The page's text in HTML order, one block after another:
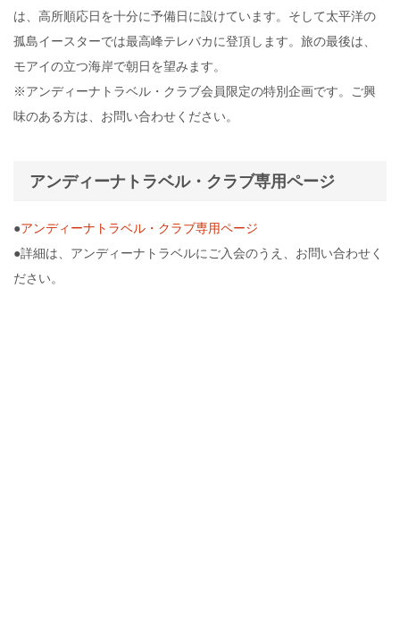
は、高所順応日を十分に予備日に設けています。そして太平洋の
孤島イースターでは最高峰テレバカに登頂します。旅の最後は、
モアイの立つ海岸で朝日を望みます。
※アンディーナトラベル・クラブ会員限定の特別企画です。ご興
味のある方は、お問い合わせください。
アンディーナトラベル・クラブ専用ページ
●アンディーナトラベル・クラブ専用ページ
●詳細は、アンディーナトラベルにご入会のうえ、お問い合わせく
ださい。